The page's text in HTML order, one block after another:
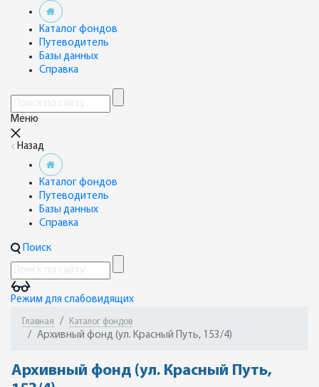
Каталог фондов
Путеводитель
Базы данных
Справка
Меню
Назад
Каталог фондов
Путеводитель
Базы данных
Справка
Поиск
Режим для слабовидящих
Главная Каталог фондов
Архивный фонд (ул. Красный Путь, 153/4)
Архивный фонд (ул. Красный Путь,